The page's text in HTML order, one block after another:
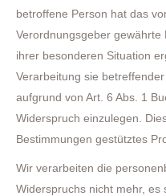
betroffene Person hat das
Verordnungsgeber
ihrer besonderen Situation
Verarbeitung sie
aufgrund von Art. 6 Abs. 1
Widerspruch einzulegen.
Bestimmungen gestütztes
Wir verarbeiten die
Widerspruchs nicht mehr, es